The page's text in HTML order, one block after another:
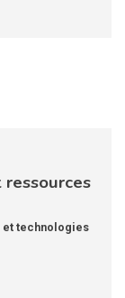
et technologies